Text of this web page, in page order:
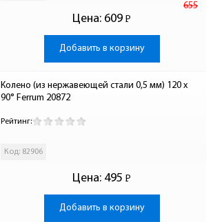
Цена:
655
609 Р
-
Добавить в корзину
Колено (из нержавеющей стали 0,5 мм) 120 x
90° Ferrum 20872
Рейтинг:
Код: 82906
Цена: 495 Р
-
Добавить в корзину